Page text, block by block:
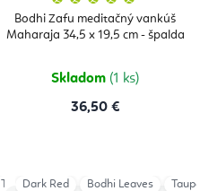
Bodhi Zafu meditačný vankúš
Maharaja 34,5 x 19,5 cm - špalda
produktu
je
5,0
Skladom (1 ks)
36,50 €
Tmavočervená Tmavomodrá
Dark Red Bodhi Leaves